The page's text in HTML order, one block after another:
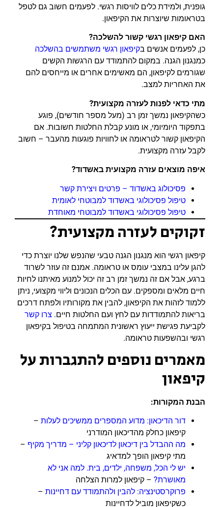
גופנית, ולמידת כלים לוויסות רגשי. לפעמים חשוב גם לטפל
בטראומות שיוצרות את הקיפאון.
האם קיפאון רגשי קשור להשלכה?
כן, לפעמים אנשים בקיפאון רגשי משתמשים בהשלכה
כמנגנון הגנה. במקום להתמודד עם הרגשות הקשים
שגורמים לקיפאון, הם מאשימים אחרים או מייחסים להם
את האחריות למצב.
מתי כדאי לפנות לעזרה מקצועית?
כשהקיפאון נמשך זמן רב (מעל מספר חודשים), פוגע
בתפקוד היומיומי, או מונע קבלת החלטות חשובות. אם
הקיפאון קשור לטראומה או לחוויות פוגעות מהעבר – חשוב
לקבל עזרה מקצועית.
איפה מוצאים עזרה מקצועית באשדוד?
פסיכולוג באשדוד – פרטים ויצירת קשר
טיפול פסיכולוגי באשדוד למבוטחי לאומית
טיפול פסיכולוגי באשדוד למבוטחי מאוחדת
זקוקים לעזרה מקצועית?
קיפאון רגשי הוא מנגנון הגנה טבעי שהנפש שלנו יוצרת כדי
להגן עלינו במצבי עומס או טראומה. אמנם זה עוזר לשרוד
ברגע, אבל אם זה נמשך זמן רב זה יכול למנוע מאיתנו לחיות
חיים מלאים ומספקים. עם הכלים הנכונים וליווי מקצועי, ניתן
ללמוד לזהות את הקיפאון, להבין את מקורותיו ולפתח דרכים
בריאות להתמודדות עם לחץ ועם החלטות חיים. צרו קשר
לקביעת פגישת ייעוץ ראשונית המתמחה בטיפול בקיפאון
רגשי ובהשפעות טראומה.
מאמרים נוספים להתגברות על
קיפאון
הבנת המקורות:
דור הדיכאון: מדוע המספרים ממשיכים לעלות –
קיפאון כחלק מהדיכאון המודרני
מה ההבדל בין דיכאון לדיכאון קליני – מדריך מקיף –
מתי קיפאון הופך למדאיג
יש לי הכל, משפחה, ילדים, בית. למה אני לא
מאושרת? – קיפאון למרות הצלחה
פרוקרסטינציה: להבין ולהתמודד עם דחיינות –
כשקיפאון מוביל לדחיינות